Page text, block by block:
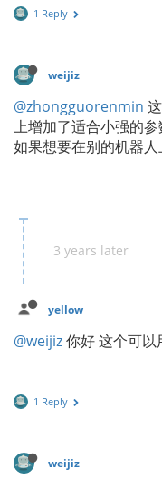
1 Reply
weijiz
@zhongguorenmin
上增加了适合小强的
如果想要在别的机器人
3 years later
yellow
@weijiz你好 这个可
1 Reply
weijiz